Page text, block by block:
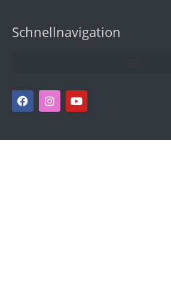
Schnellnavigation